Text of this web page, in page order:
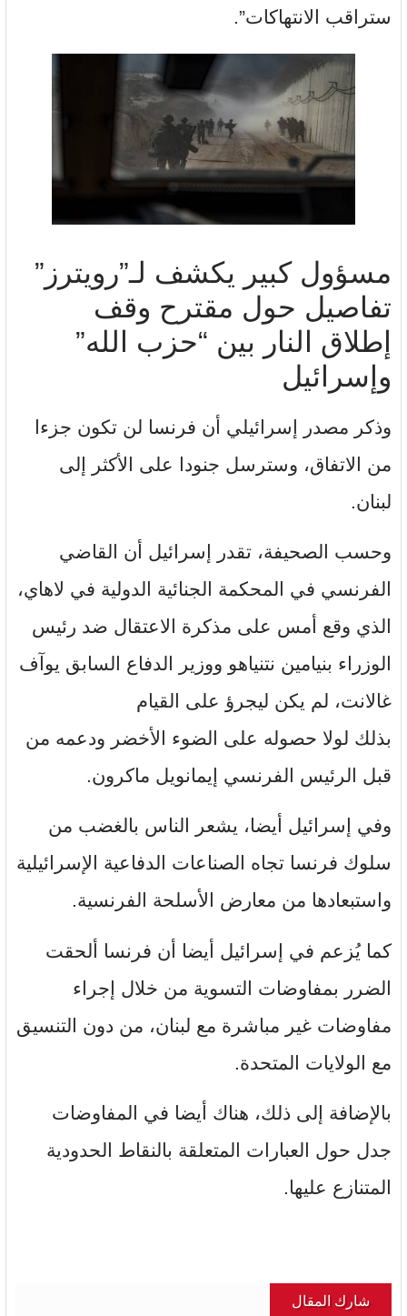
ستراقب الانتهاكات”.
مسؤول كبير يكشف لـ”رويترز”
تفاصيل حول مقترح وقف
إطلاق النار بين “حزب الله”
وإسرائيل
وذكر مصدر إسرائيلي أن فرنسا لن تكون جزءا
من الاتفاق، وسترسل جنودا على الأكثر إلى
لبنان.
وحسب الصحيفة، تقدر إسرائيل أن القاضي
الفرنسي في المحكمة الجنائية الدولية في لاهاي،
الذي وقع أمس على مذكرة الاعتقال ضد رئيس
الوزراء بنيامين نتنياهو ووزير الدفاع السابق يوآف
غالانت، لم يكن ليجرؤ على القيام
بذلك لولا حصوله على الضوء الأخضر ودعمه من
قبل الرئيس الفرنسي إيمانويل ماكرون.
وفي إسرائيل أيضا، يشعر الناس بالغضب من
سلوك فرنسا تجاه الصناعات الدفاعية الإسرائيلية
واستبعادها من معارض الأسلحة الفرنسية.
كما يُزعم في إسرائيل أيضا أن فرنسا ألحقت
الضرر بمفاوضات التسوية من خلال إجراء
مفاوضات غير مباشرة مع لبنان، من دون التنسيق
مع الولايات المتحدة.
بالإضافة إلى ذلك، هناك أيضا في المفاوضات
جدل حول العبارات المتعلقة بالنقاط الحدودية
المتنازع عليها.
شارك المقال